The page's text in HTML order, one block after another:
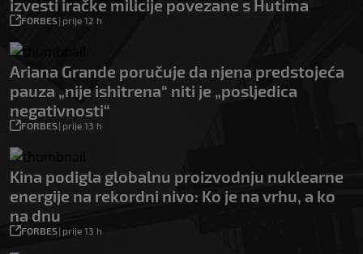
izvesti iračke milicije povezane s Hutima
FORBES| prije 12 h
Ariana Grande poručuje da njena predstojeća
pauza „nije ishitrena“ niti je „posljedica
negativnosti“
FORBES| prije 13 h
Kina podigla globalnu proizvodnju nuklearne
energije na rekordni nivo: Ko je na vrhu, a ko
na dnu
FORBES| prije 13 h